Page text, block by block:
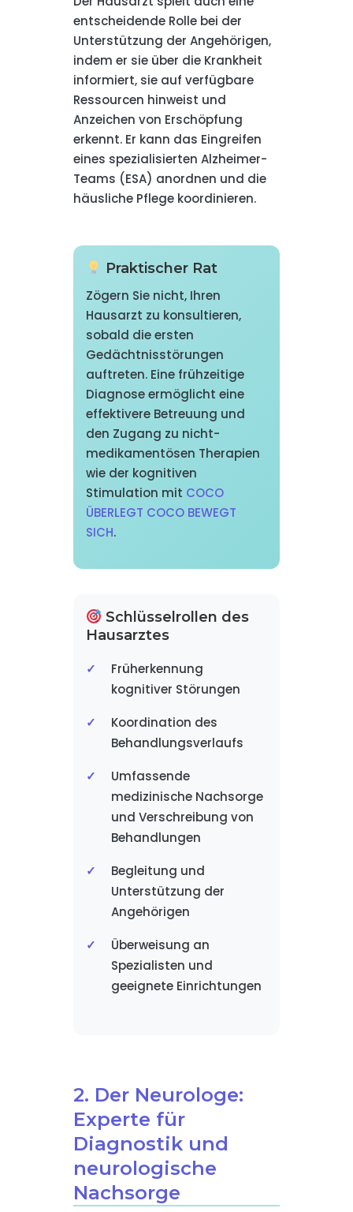
entscheidende Rolle bei der
Unterstützung der Angehörigen,
indem er sie über die Krankheit
informiert, sie auf verfügbare
Ressourcen hinweist und
Anzeichen von Erschöpfung
erkennt. Er kann das Eingreifen
eines spezialisierten Alzheimer-
Teams (ESA) anordnen und die
häusliche Pflege koordinieren.
Praktischer Rat
Zögern Sie nicht, Ihren
Hausarzt zu konsultieren,
sobald die ersten
Gedächtnisstörungen
auftreten. Eine frühzeitige
Diagnose ermöglicht eine
effektivere Betreuung und
den Zugang zu nicht-
medikamentösen Therapien
wie der kognitiven
Stimulation mit COCO
ÜBERLEGT COCO BEWEGT
SICH.
Schlüsselrollen des
Hausarztes
Früherkennung
kognitiver Störungen
Koordination des
Behandlungsverlaufs
Umfassende
medizinische Nachsorge
und Verschreibung von
Behandlungen
Begleitung und
Unterstützung der
Angehörigen
Überweisung an
Spezialisten und
geeignete Einrichtungen
2. Der Neurologe:
Experte für
Diagnostik und
neurologische
Nachsorge